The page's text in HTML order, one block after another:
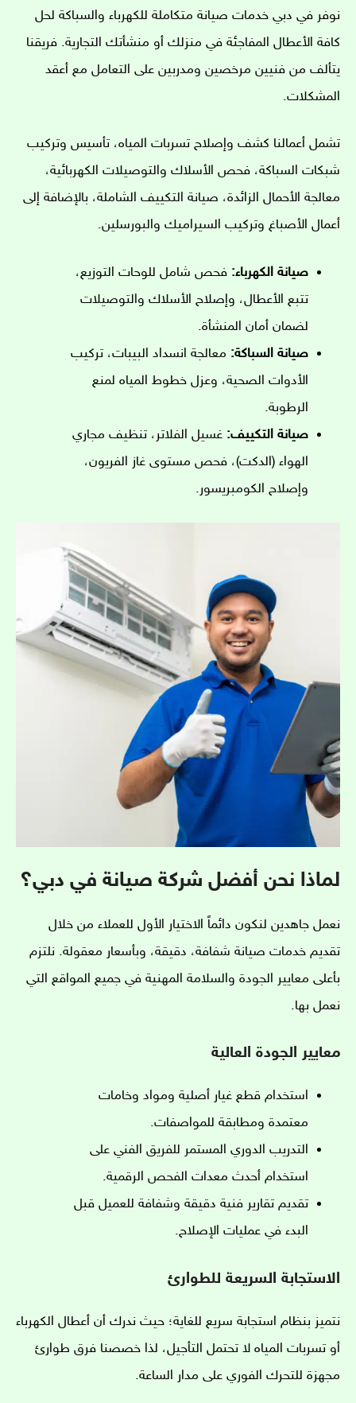
نوفر في دبي خدمات صيانة متكاملة للكهرباء والسباكة لحل
كافة الأعطال المفاجئة في منزلك أو منشأتك التجارية. فريقنا
يتألف من فنيين مرخصين ومدربين على التعامل مع أعقد
المشكلات.
تشمل أعمالنا كشف وإصلاح تسربات المياه، تأسيس وتركيب
شبكات السباكة، فحص الأسلاك والتوصيلات الكهربائية،
معالجة الأحمال الزائدة، صيانة التكييف الشاملة، بالإضافة إلى
أعمال الأصباغ وتركيب السيراميك والبورسلين.
صيانة الكهرباء: فحص شامل للوحات التوزيع،
تتبع الأعطال، وإصلاح الأسلاك والتوصيلات
لضمان أمان المنشأة.
صيانة السباكة: معالجة انسداد البيبات، تركيب
الأدوات الصحية، وعزل خطوط المياه لمنع
الرطوبة.
صيانة التكييف: غسيل الفلاتر، تنظيف مجاري
الهواء (الدكت)، فحص مستوى غاز الفريون،
وإصلاح الكومبريسور.
لماذا نحن أفضل شركة صيانة في دبي؟
نعمل جاهدين لنكون دائماً الاختيار الأول للعملاء من خلال
تقديم خدمات صيانة شفافة، دقيقة، وبأسعار معقولة. نلتزم
بأعلى معايير الجودة والسلامة المهنية في جميع المواقع التي
نعمل بها.
معايير الجودة العالية
استخدام قطع غيار أصلية ومواد وخامات
معتمدة ومطابقة للمواصفات.
التدريب الدوري المستمر للفريق الفني على
استخدام أحدث معدات الفحص الرقمية.
تقديم تقارير فنية دقيقة وشفافة للعميل قبل
البدء في عمليات الإصلاح.
الاستجابة السريعة للطوارئ
نتميز بنظام استجابة سريع للغاية؛ حيث ندرك أن أعطال الكهرباء
أو تسربات المياه لا تحتمل التأجيل، لذا خصصنا فرق طوارئ
مجهزة للتحرك الفوري على مدار الساعة.